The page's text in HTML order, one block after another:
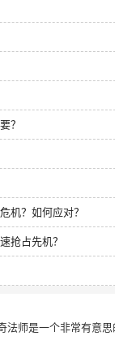
？
机？如何应对？
抢占先机？
法师是一个非常有意思